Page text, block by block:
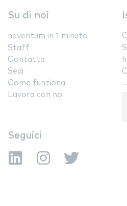
Su di noi
neventum in 1 minuto
Staff
Contatta
Sedi
Come funziona
Lavora con noi
Seguici